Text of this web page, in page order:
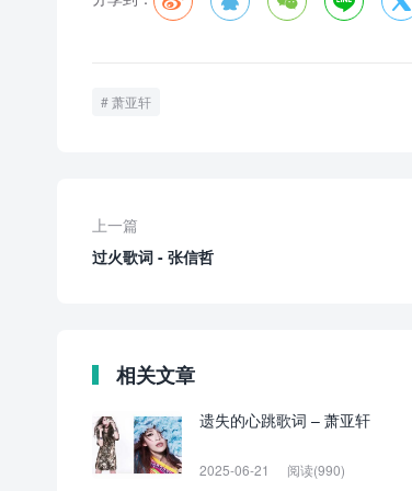
萧亚轩
上一篇
过火歌词 - 张信哲
相关文章
遗失的心跳歌词 – 萧亚轩
2025-06-21 阅读(990)